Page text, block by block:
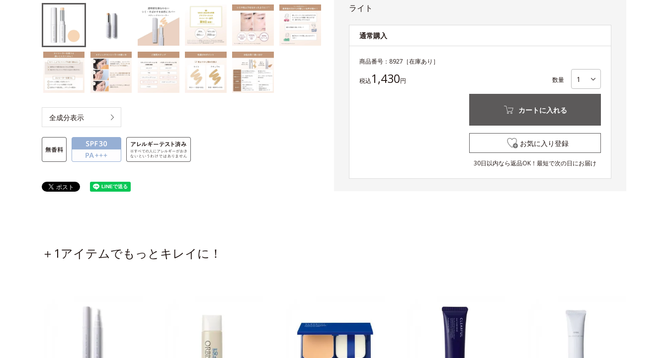
全成分表示
ライト
通常購入
商品番号： 8927 ［在庫あり］
税込1,430円 数量
カートに入れる
お気に入り登録
30日以内なら返品OK！最短で次の日にお届け
＋1アイテムでもっとキレイに！